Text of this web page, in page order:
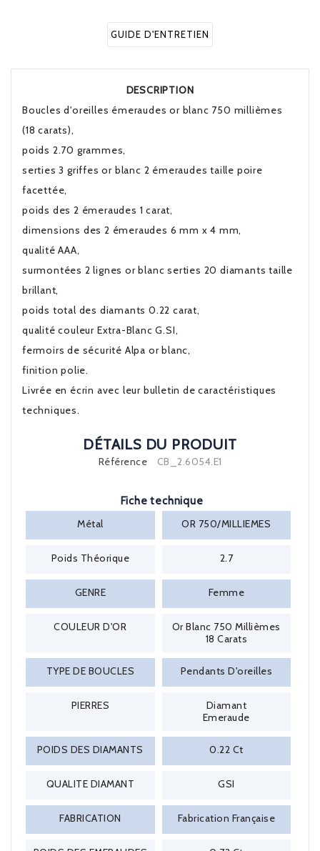
GUIDE D'ENTRETIEN
DESCRIPTION
Boucles d'oreilles émeraudes or blanc 750 millièmes
(18 carats),
poids 2.70 grammes,
serties 3 griffes or blanc 2 émeraudes taille poire
facettée,
poids des 2 émeraudes 1 carat,
dimensions des 2 émeraudes 6 mm x 4 mm,
qualité AAA,
surmontées 2 lignes or blanc serties 20 diamants taille
brillant,
poids total des diamants 0.22 carat,
qualité couleur Extra-Blanc G.SI,
fermoirs de sécurité Alpa or blanc,
finition polie.
Livrée en écrin avec leur bulletin de caractéristiques
techniques.
DÉTAILS DU PRODUIT
Référence CB_2.6054.E1
Fiche technique
Métal
OR 750/MILLIEMES
Poids Théorique 2.7
GENRE Femme
COULEUR D'OR
Or Blanc 750 Millièmes
18 Carats
TYPE DE BOUCLES Pendants D'oreilles
PIERRES
Diamant
Emeraude
POIDS DES DIAMANTS 0.22 Ct
QUALITE DIAMANT GSI
FABRICATION Fabrication Française